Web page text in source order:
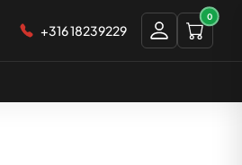
+316 18239229
0